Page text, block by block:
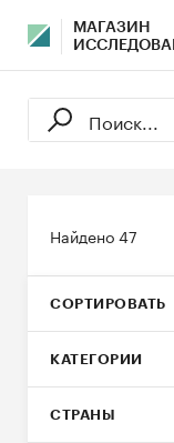
МАГАЗИН
Найдено47
СОРТИРОВАТЬ
КАТЕГОРИИ
СТРАНЫ